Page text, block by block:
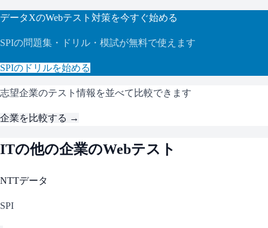
データXのWebテスト対策を今すぐ始める
SPIの問題集・ドリル・模試が無料で使えます
SPIのドリルを始める
志望企業のテスト情報を並べて比較できます
企業を比較する →
ITの他の企業のWebテスト
NTTデータ
SPI